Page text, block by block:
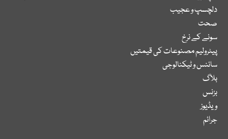
دلچسپ و عجیب
صحت
سونے کے نرخ
پیٹرولیم مصنوعات کی قیمتیں
سائنس و ٹیکنالوجی
بلاگ
بزنس
ویڈیوز
جرائم